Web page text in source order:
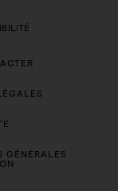
GÉNÉRALES